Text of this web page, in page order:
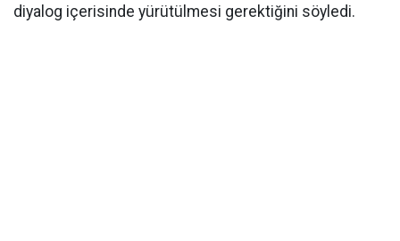
diyalog içerisinde yürütülmesi gerektiğini söyledi.